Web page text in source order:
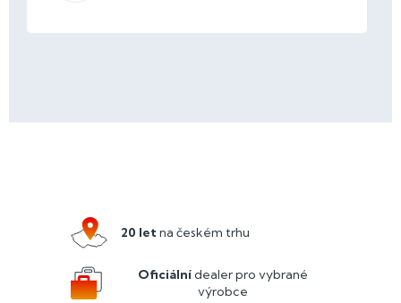
20 letna českém trhu
Oficiálnídealer pro vybrané
výrobce